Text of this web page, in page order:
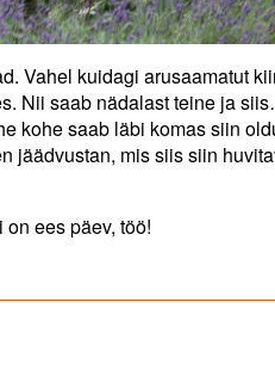
Vahel kuidagi arusaamatut
Nii saab nädalast teine ja
kohe saab läbi komas siin
jäädvustan, mis siis siin
ees päev, töö!